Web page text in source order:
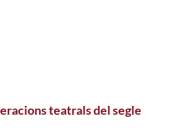
teatrals del segle